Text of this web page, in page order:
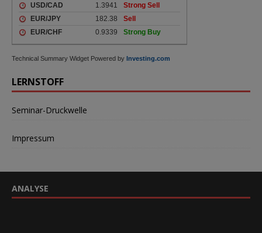
Technical Summary Widget Powered by Investing.com
LERNSTOFF
Seminar-Druckwelle
Impressum
ANALYSE